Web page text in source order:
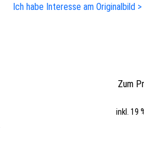
Ich habe Interesse am Originalbild >
Zum
inkl. 19